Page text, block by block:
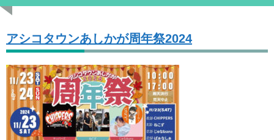
アシコタウンあしかが周年祭2024